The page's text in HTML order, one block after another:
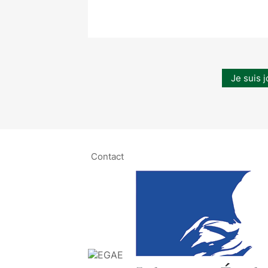
Je suis
Contact